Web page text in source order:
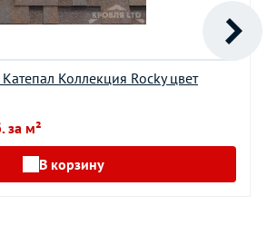
Коллекция Rocky цвет
за м²
В корзину